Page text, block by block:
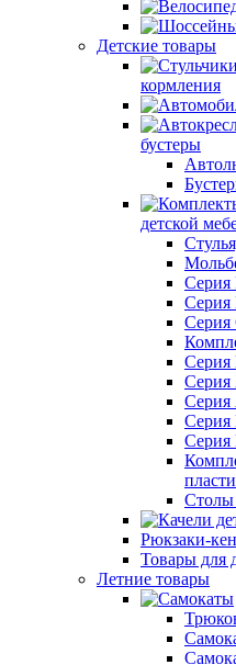
Детские товары
кормления
бустеры
детской
Серия
Серия
Серия
Серия
Серия
Серия
Серия
Столы
Рюкзаки-
Товары для
Летние товары